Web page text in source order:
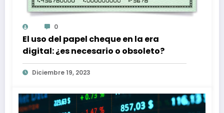
0
El uso del papel cheque en la era
digital: ¿es necesario o obsoleto?
Diciembre 19, 2023